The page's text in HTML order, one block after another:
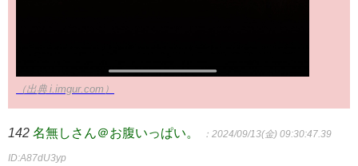
（出典 i.imgur.com）
142 名無しさん＠お腹いっぱい。 ：2024/09/13(金) 09:30:47.39
ID:A87dU3yp